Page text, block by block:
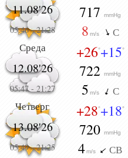
11.08'26
05:46-21:28
717mmHg
8 m/s С
Среда
12.08'26
05:47- 21:27
+26°+15°
722mmHg
5 m/s С
Четверг
13.08'26
05:49-21:25
+28°+18°
720mmHg
4m/s СВ